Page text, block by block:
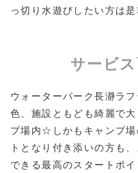
っ切り水遊びしたい方は是
サービ
ウォーターパーク長瀞ラ
色、施設ともども綺麗で
プ場内☆しかもキャンプ
トとなり付き添いの方も
できる最高のスタートポイ